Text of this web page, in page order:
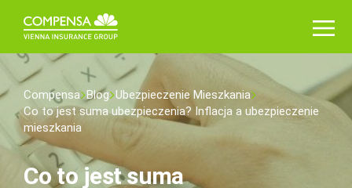
Compensa Blog Ubezpieczenie Mieszkania
Co to jest suma ubezpieczenia? Inflacja a ubezpieczenie
mieszkania
Co to jest suma